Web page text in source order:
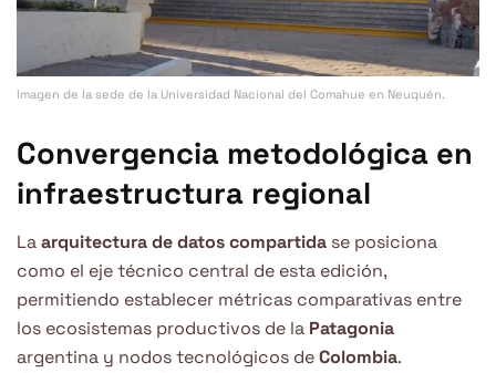
Imagen de la sede de la Universidad Nacional del Comahue en Neuquén.
Convergencia metodológica en
infraestructura regional
Laarquitectura de datos compartida se posiciona
como el eje técnico central de esta edición,
permitiendo establecer métricas comparativas entre
los ecosistemas productivos de la Patagonia
argentina y nodos tecnológicos deColombia.